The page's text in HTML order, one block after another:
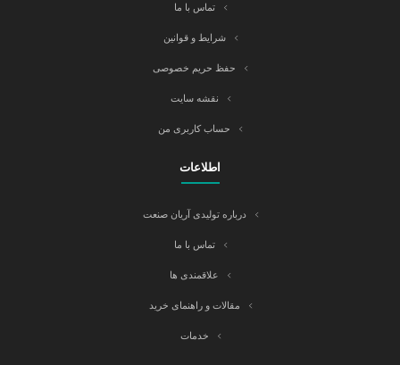
تماس با ما
شرایط و قوانین
حفظ حریم خصوصی
نقشه سایت
حساب کاربری من
اطلاعات
درباره تولیدی آریان صنعت
تماس با ما
علاقمندی ها
مقالات و راهنمای خرید
خدمات